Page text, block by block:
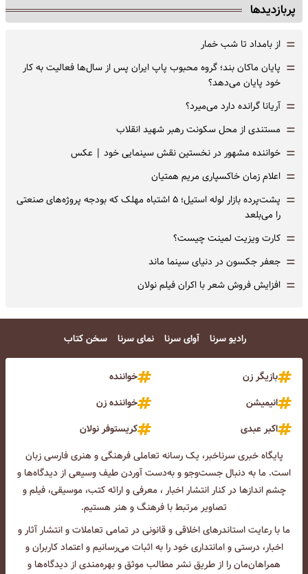
پربازدیدها
= از بامداد تا شب خمار
= پایان ماکان بند؛ گروه محبوب پاپ ایران پس از سال‌ها فعالیت به کار
خود پایان می‌دهد؟
= آریانا گرانده دارد می‌میرد؟
= مستندی از محل سکونت رهبر شهید انقلاب
= خواننده مشهور در نخستین نقش سینمایی خود |‌ عکس
= اعلام زمان خاکسپاری مریم همتیان
=
پشت‌پرده بازار لوله استیل؛ ۵ اشتباه مهلک که بودجه پروژه‌های صنعتی
را می‌بلعد
= کارت ویزیت لمینت چیست؟
= جعفر جکسون در دنیای سینما ماند
= افزایش فروش شعر با اکران فیلم نولان
رادیو سرنا آوای سرنا نمای سرنا سخن کتاب
بازیگر زن
خواننده
انیمیشن
خواننده زن
اکبر عبدی
کریستوفر نولان
پایگاه خبری سرناخبر، یک رسانه تعاملی فرهنگی و هنری فارسی زبان
است. ما به دنبال جست‌و‌جو و به‌دست آوردن طیف وسیعی از دیدگاه‌ها و
چشم انداز‌ها در کنار انتشار اخبار ، معرفی و ارائه کتب، موسیقی، فیلم و
تصاویر مرتبط با فرهنگ و هنر هستیم.
ما با رعایت استاندرهای اخلاقی و قانونی در تمامی تعاملات و انتشار آثار و
اخبار، درستی و امانتداری خود را به اثبات می‌رسانیم و اعتماد کاربران و
همراهان‌مان را از طریق نشر مطالب موثق و بهره‌مندی از دیدگاه‌ها و